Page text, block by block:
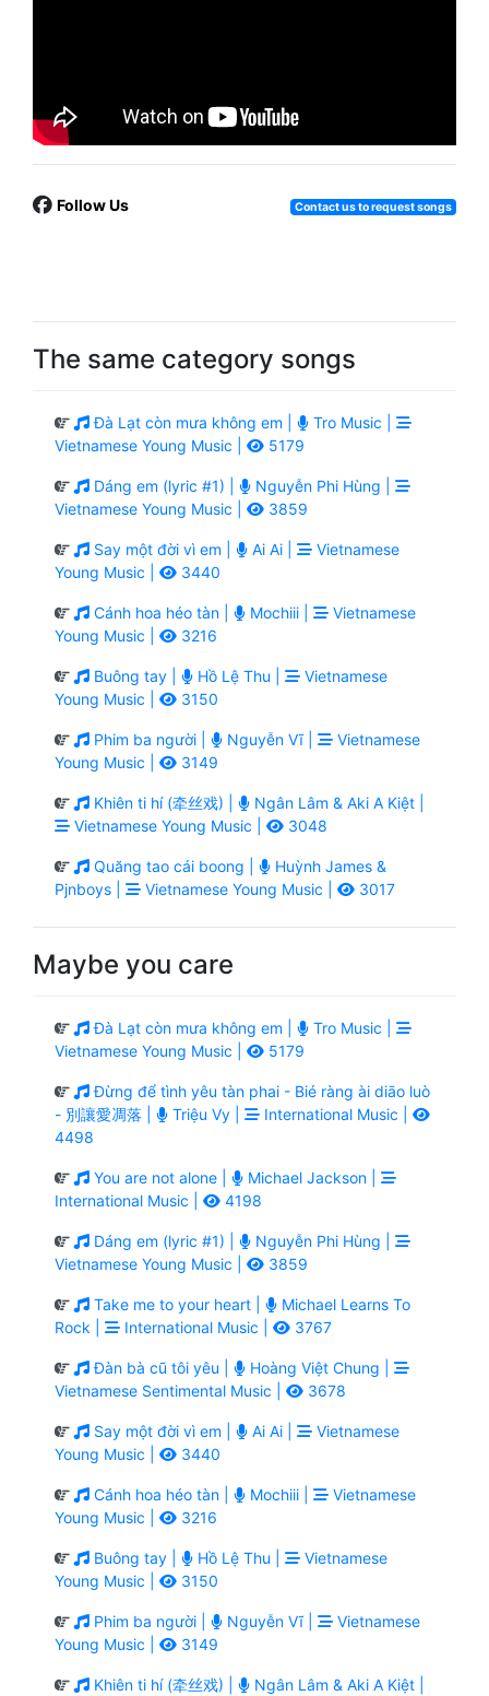
Follow Us Contact us to request songs
The same category songs
Đà Lạt còn mưa không em |
Tro Music |
Vietnamese Young Music |
5179
Dáng em (lyric #1) |
Nguyễn Phi Hùng |
Vietnamese Young Music |
3859
Say một đời vì em | Ai Ai |
Vietnamese
Young Music |
3440
Cánh hoa héo tàn | Mochiii |
Vietnamese
Young Music |
3216
Buông tay | Hồ Lệ Thu |
Vietnamese
Young Music |
3150
Phim ba người | Nguyễn Vĩ |
Vietnamese
Young Music |
3149
Khiên ti hí (牵丝戏) |
Ngân Lâm & Aki A Kiệt |
Vietnamese Young Music |
3048
Quăng tao cái boong |
Huỳnh James &
Pjnboys |
Vietnamese Young Music | 3017
Maybe you care
Đà Lạt còn mưa không em |
Tro Music |
Vietnamese Young Music |
5179
Đừng để tình yêu tàn phai - Bié ràng ài diāo luò
- 別讓愛凋落 |
Triệu Vy |
International Music |
4498
You are not alone |
Michael Jackson |
International Music |
4198
Dáng em (lyric #1) |
Nguyễn Phi Hùng |
Vietnamese Young Music |
3859
Take me to your heart |
Michael Learns To
Rock |
International Music | 3767
Đàn bà cũ tôi yêu |
Hoàng Việt Chung |
Vietnamese Sentimental Music |
3678
Say một đời vì em | Ai Ai |
Vietnamese
Young Music |
3440
Cánh hoa héo tàn | Mochiii |
Vietnamese
Young Music |
3216
Buông tay | Hồ Lệ Thu |
Vietnamese
Young Music |
3150
Phim ba người | Nguyễn Vĩ |
Vietnamese
Young Music |
3149
Khiên ti hí (牵丝戏) |
Ngân Lâm & Aki A Kiệt |